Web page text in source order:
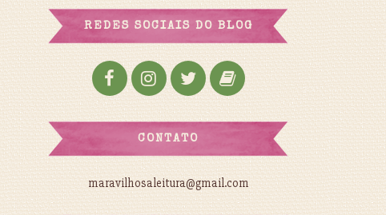
REDES SOCIAIS DO BLOG
CONTATO
maravilhosaleitura@gmail.com